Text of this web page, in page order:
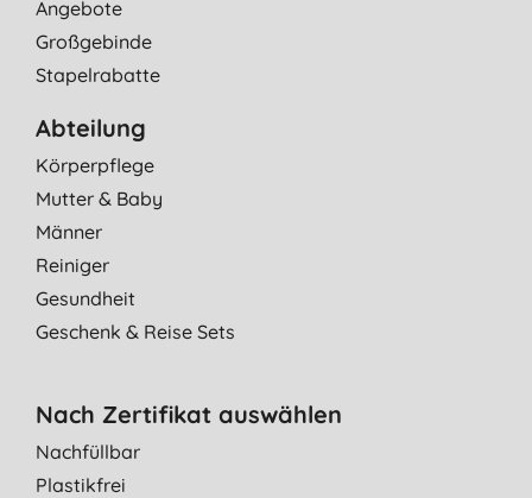
Angebote
Großgebinde
Stapelrabatte
Abteilung
Körperpflege
Mutter & Baby
Männer
Reiniger
Gesundheit
Geschenk & Reise Sets
Nach Zertifikat auswählen
Nachfüllbar
Plastikfrei